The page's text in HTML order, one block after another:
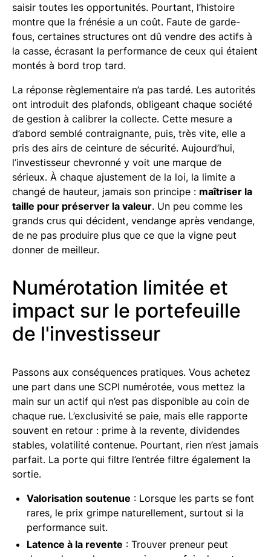
saisir toutes les opportunités. Pourtant, l’histoire
montre que la frénésie a un coût. Faute de garde-
fous, certaines structures ont dû vendre des actifs à
la casse, écrasant la performance de ceux qui étaient
montés à bord trop tard.
La réponse règlementaire n’a pas tardé. Les autorités
ont introduit des plafonds, obligeant chaque société
de gestion à calibrer la collecte. Cette mesure a
d’abord semblé contraignante, puis, très vite, elle a
pris des airs de ceinture de sécurité. Aujourd’hui,
l’investisseur chevronné y voit une marque de
sérieux. À chaque ajustement de la loi, la limite a
changé de hauteur, jamais son principe : maîtriser la
taille pour préserver la valeur. Un peu comme les
grands crus qui décident, vendange après vendange,
de ne pas produire plus que ce que la vigne peut
donner de meilleur.
Numérotation limitée et
impact sur le portefeuille
de l'investisseur
Passons aux conséquences pratiques. Vous achetez
une part dans une SCPI numérotée, vous mettez la
main sur un actif qui n’est pas disponible au coin de
chaque rue. L’exclusivité se paie, mais elle rapporte
souvent en retour : prime à la revente, dividendes
stables, volatilité contenue. Pourtant, rien n’est jamais
parfait. La porte qui filtre l’entrée filtre également la
sortie.
Valorisation soutenue : Lorsque les parts se font
rares, le prix grimpe naturellement, surtout si la
performance suit.
Latence à la revente : Trouver preneur peut